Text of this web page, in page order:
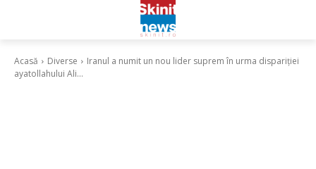
Acasă Diverse
Iranul a numit un nou lider suprem în urma dispariției
ayatollahului Ali...